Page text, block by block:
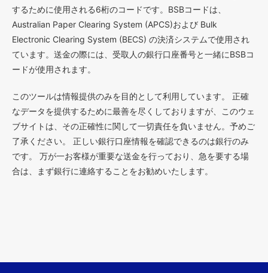
するために使用される6桁のコードです。BSBコードは、
Australian Paper Clearing System (APCS)および Bulk
Electronic Clearing System (BECS) の決済システムで使用され
ています。送金の際には、受取人の銀行口座番号と一緒にBSBコ
ードが使用されます。
このツールは情報提供のみを目的として利用しています。 正確
なデータを提供するために最善を尽くしておりますが、このウェ
ブサイトは、その正確性に関して一切責任を負いません。予めご
了承ください。 正しい銀行口座情報を確認できるのは銀行のみ
です。 万が一お客様が重要な送金を行っており、急を要する場
合は、まず銀行に連絡することをお勧めいたします。